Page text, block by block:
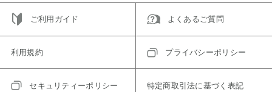
ご利用ガイド よくあるご質問
利用規約 プライバシーポリシー
セキュリティーポリシー 特定商取引法に基づく表記